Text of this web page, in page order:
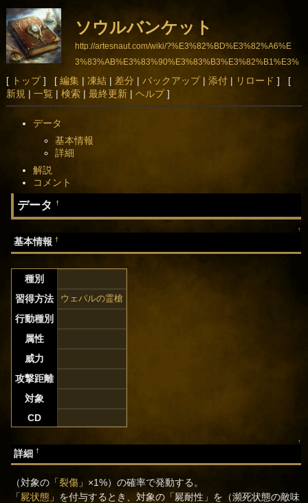
ソウルバンケット
http://artesnaut.com/wiki/?%E3%82%BD%E3%82%A6%E
3%83%AB%E3%83%90%E3%83%B3%E3%82%B1%E3%
83%83%E3%83%88
[ トップ] [ 編集| 凍結| 差分 | バックアップ| 添付| リロード ] [
新規 | 一覧 | 検索| 最終更新| ヘルプ]
データ
基本情報
詳細
解説
コメント
データ†
↑
基本情報†
種別
習得方法
ウェパルの霊槍
行動種別
属性
威力
攻撃距離
対象
CD
↑
詳細†
（対象の「裂傷 」×1%）の確率で発動する。
「屍状態 」を付与するとき、対象の「屍耐性」を（瀕死状態の敵味